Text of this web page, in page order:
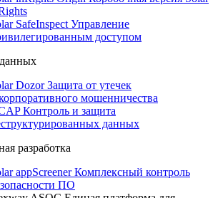
SafeInspect Управление
доступом
DozorЗащита от утечек
мошенничества
Контроль и защита
данных
разработка
appScreenerКомплексный контроль
ПО